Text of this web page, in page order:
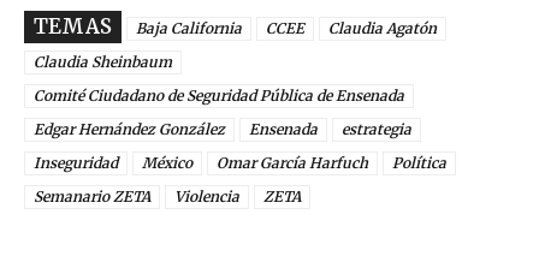
TEMAS Baja California CCEE
Claudia Agatón
Claudia Sheinbaum
Comité Ciudadano de Seguridad Pública de Ensenada
Edgar Hernández González
Ensenada
estrategia
Inseguridad
México Omar García Harfuch
Política
Semanario ZETA
Violencia ZETA